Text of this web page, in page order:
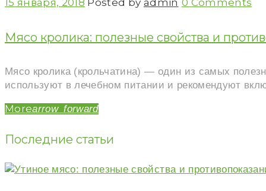
Кролики
15 января, 2018 Posted by admin 0 Comments
Мясо кролика: полезные свойства и
Мясо кролика (крольчатина) — один из самых
используют в лечебном питании и рекомендуют
Morearrow_forward
Последние статьи